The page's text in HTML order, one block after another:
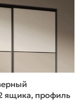
ящика, профиль